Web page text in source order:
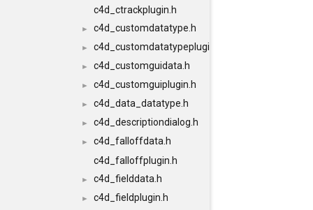
c4d_ctrackplugin.h
► c4d_customdatatype.h
► c4d_customdatatypeplugin.h
► c4d_customguidata.h
► c4d_customguiplugin.h
► c4d_data_datatype.h
► c4d_descriptiondialog.h
►
c4d_falloffdata.h
c4d_falloffplugin.h
► c4d_fielddata.h
► c4d_fieldplugin.h